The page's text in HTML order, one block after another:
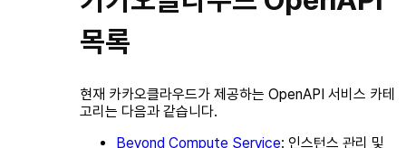
목록
현재 카카오클라우드가 제공하는 OpenAPI 서비스 카테
고리는 다음과 같습니다.
Beyond Compute Service: 인스턴스 관리 및